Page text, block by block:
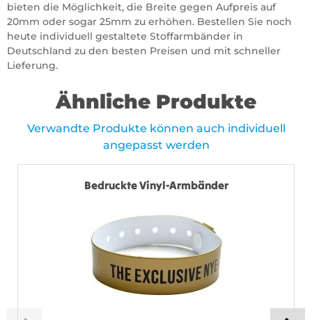
bieten die Möglichkeit, die Breite gegen Aufpreis auf
20mm oder sogar 25mm zu erhöhen. Bestellen Sie noch
heute individuell gestaltete Stoffarmbänder in
Deutschland zu den besten Preisen und mit schneller
Lieferung.
Ähnliche Produkte
Verwandte Produkte können auch individuell
angepasst werden
Bedruckte Vinyl-Armbänder